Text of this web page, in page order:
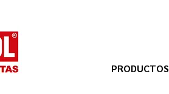
PRODUCTOS